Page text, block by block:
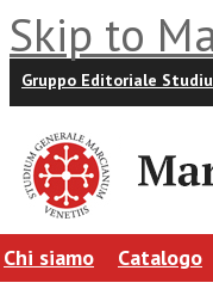
Skip to
Gruppo Editoriale
Chi siamo Catalogo